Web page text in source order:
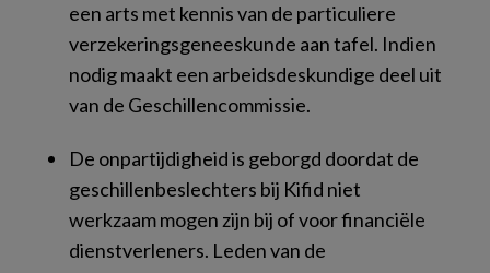
een arts met kennis van de particuliere
verzekeringsgeneeskunde aan tafel. Indien
nodig maakt een arbeidsdeskundige deel uit
van de Geschillencommissie.
De onpartijdigheid is geborgd doordat de
geschillenbeslechters bij Kifid niet
werkzaam mogen zijn bij of voor financiële
dienstverleners. Leden van de